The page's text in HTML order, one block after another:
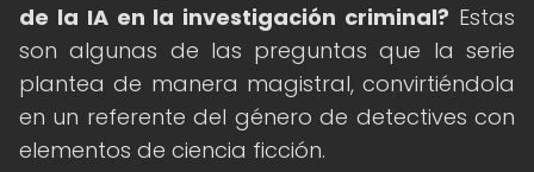
de la IA en la investigación criminal? Estas
son algunas de las preguntas que la serie
plantea de manera magistral, convirtiéndola
en un referente del género de detectives con
elementos de ciencia ficción.